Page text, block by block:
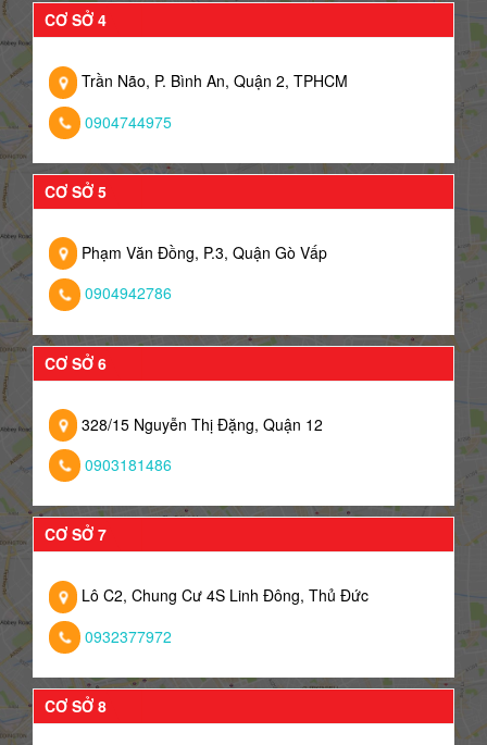
CƠ SỞ 4
Trần Não, P. Bình An, Quận 2, TPHCM
0904744975
CƠ SỞ 5
Phạm Văn Đồng, P.3, Quận Gò Vấp
0904942786
CƠ SỞ 6
328/15 Nguyễn Thị Đặng, Quận 12
0903181486
CƠ SỞ 7
Lô C2, Chung Cư 4S Linh Đông, Thủ Đức
0932377972
CƠ SỞ 8